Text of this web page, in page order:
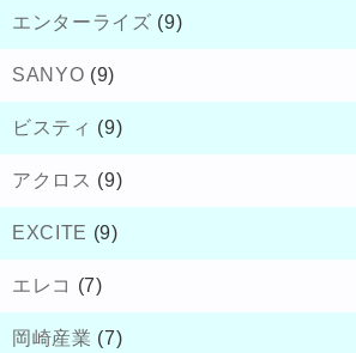
エンターライズ (9)
SANYO (9)
ビスティ (9)
アクロス (9)
EXCITE (9)
エレコ (7)
岡崎産業 (7)